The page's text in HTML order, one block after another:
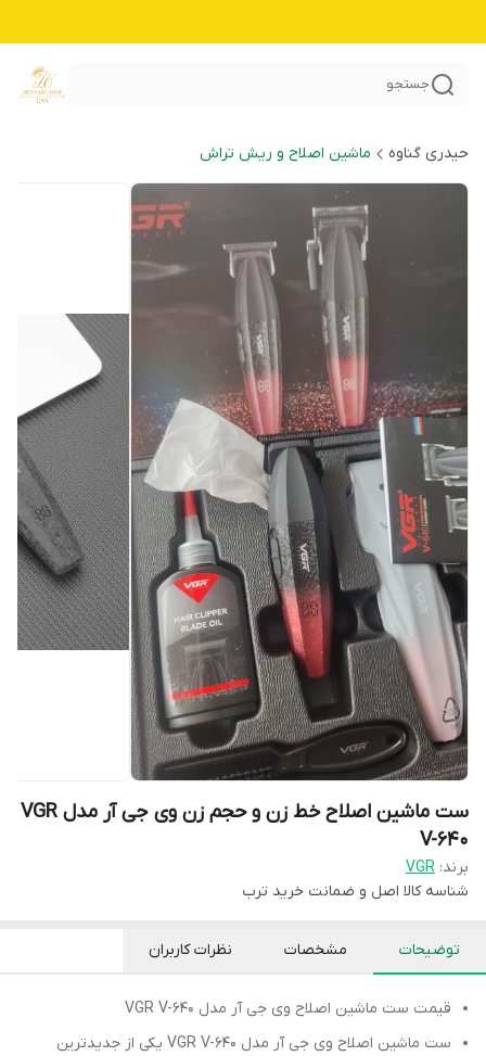
جستجو
حیدری گناوه ماشین اصلاح و ریش تراش
ست ماشین اصلاح خط زن و حجم زن وی جی آر مدل VGR
V-640
برند: VGR
شناسه کالا اصل و ضمانت خرید ترب
توضیحات مشخصات نظرات کاربران
قیمت ست ماشین اصلاح وی جی آر مدل VGR V-640
ست ماشین اصلاح وی جی آر مدل VGR V-640 یکی از جدیدترین